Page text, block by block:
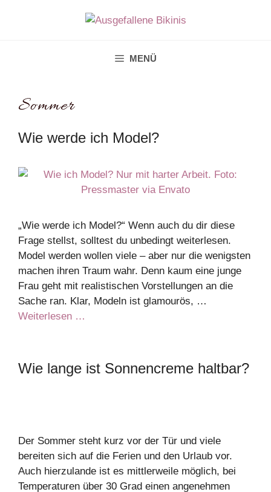
MENÜ
Sommer
Wie werde ich Model?
„Wie werde ich Model?“ Wenn auch du dir diese
Frage stellst, solltest du unbedingt weiterlesen.
Model werden wollen viele – aber nur die wenigsten
machen ihren Traum wahr. Denn kaum eine junge
Frau geht mit realistischen Vorstellungen an die
Sache ran. Klar, Modeln ist glamourös, …
Weiterlesen …
Wie lange ist Sonnencreme haltbar?
Der Sommer steht kurz vor der Tür und viele
bereiten sich auf die Ferien und den Urlaub vor.
Auch hierzulande ist es mittlerweile möglich, bei
Temperaturen über 30 Grad einen angenehmen